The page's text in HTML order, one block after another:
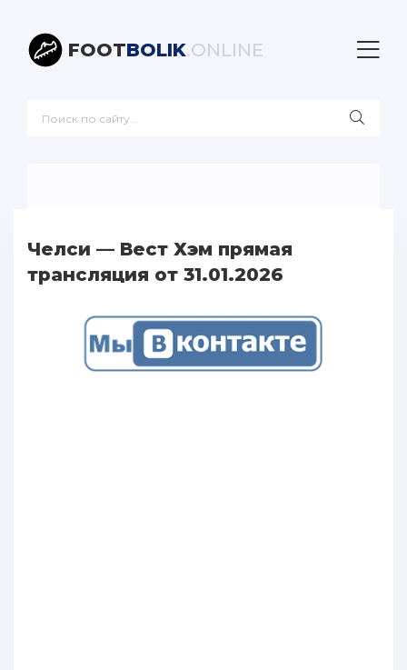
FOOTBOLIK.ONLINE
Челси — Вест Хэм прямая
трансляция от 31.01.2026